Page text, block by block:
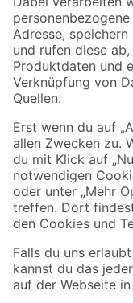
Zahlungsarten
Sicher einkaufen
Jetzt die toom-App
Alle Preisangaben in EUR inkl.
Umständen nicht in allen